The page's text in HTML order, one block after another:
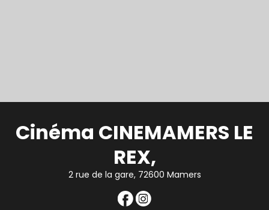
Cinéma CINEMAMERS LE
REX,
2 rue de la gare, 72600 Mamers